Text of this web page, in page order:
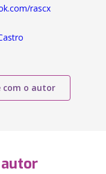
rascx
com o autor